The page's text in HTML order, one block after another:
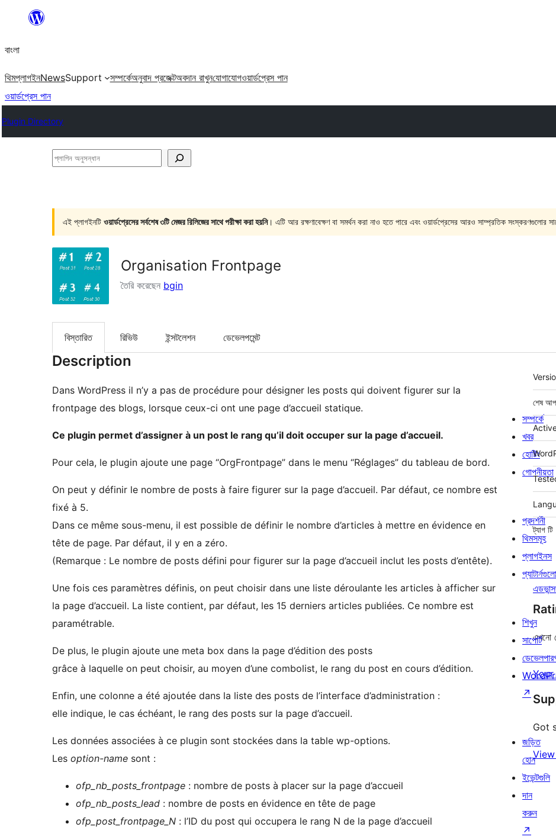
যান
বাংলা
থিমপ্লাগইনNewsSupport সম্পর্কেঅনুবাদ প্রজেক্টঅবদান রাখুনযোগাযোগওয়ার্ডপ্রেস পান
ওয়ার্ডপ্রেস পান
Plugin Directory
প্লাগিন
এই প্লাগইনটি ওয়ার্ডপ্রেসের সর্বশেষ ৩টি মেজর রিলিজের সাথে পরীক্ষা করা হয়নি। এটি আর রক্ষণাবেক্ষণ বা সমর্থন করা নাও হতে পারে এবং ওয়ার্ডপ্রেসের আরও সাম্প্রতিক সংস্করণগুলোর
Organisation Frontpage
তৈরি করেছেন bgin
বিস্তারিত রিভিউ ইন্সটলেশন ডেভেলপমেন্ট
Description
Dans WordPress il n’y a pas de procédure pour désigner les posts qui doivent figurer sur la
frontpage des blogs, lorsque ceux-ci ont une page d’accueil statique.
Ce plugin permet d’assigner à un post le rang qu’il doit occuper sur la page d’accueil.
Pour cela, le plugin ajoute une page “OrgFrontpage” dans le menu “Réglages” du tableau de bord.
On peut y définir le nombre de posts à faire figurer sur la page d’accueil. Par défaut, ce nombre est
fixé à 5.
Dans ce même sous-menu, il est possible de définir le nombre d’articles à mettre en évidence en
tête de page. Par défaut, il y en a zéro.
(Remarque : Le nombre de posts défini pour figurer sur la page d’accueil inclut les posts d’entête).
Une fois ces paramètres définis, on peut choisir dans une liste déroulante les articles à afficher sur
la page d’accueil. La liste contient, par défaut, les 15 derniers articles publiées. Ce nombre est
paramétrable.
De plus, le plugin ajoute une meta box dans la page d’édition des posts
grâce à laquelle on peut choisir, au moyen d’une combolist, le rang du post en cours d’édition.
Enfin, une colonne a été ajoutée dans la liste des posts de l’interface d’administration :
elle indique, le cas échéant, le rang des posts sur la page d’accueil.
Les données associées à ce plugin sont stockées dans la table wp-options.
Les option-name sont :
ofp_nb_posts_frontpage : nombre de posts à placer sur la page d’accueil
ofp_nb_posts_lead : nombre de posts en évidence en tête de page
ofp_post_frontpage_N : l’ID du post qui occupera le rang N de la page d’accueil
মেটা
শেষ
ট্যাগ টি
এখনো
Got
সম্পর্কে
খবর
হোষ্টিং
গোপনীয়তা
প্রদর্শনী
থিমসমূহ
প্লাগইনস
প্যাটার্নগুলো
শিখুন
সাপোর্ট
↗
জড়িত
হোন
ইভেন্টগুলি
দান
করুন
↗